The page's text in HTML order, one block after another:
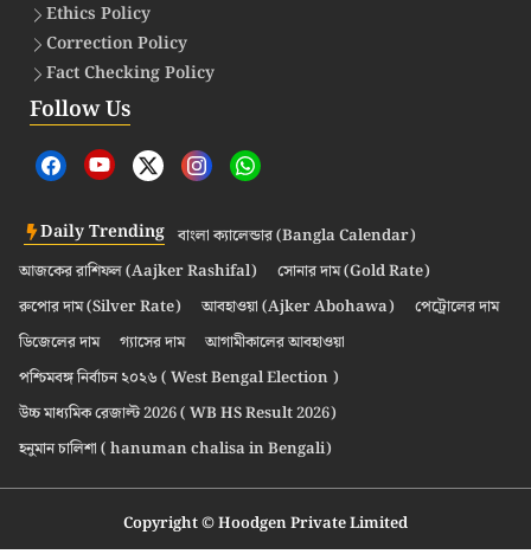
Ethics Policy
Correction Policy
Fact Checking Policy
Follow Us
Daily Trending বাংলা ক্যালেন্ডার (Bangla Calendar)
আজকের রাশিফল (Aajker Rashifal)
সোনার দাম (Gold Rate)
রুপোর দাম (Silver Rate)
আবহাওয়া (Ajker Abohawa)
পেট্রোলের দাম
ডিজেলের দাম
গ্যাসের দাম
আগামীকালের আবহাওয়া
পশ্চিমবঙ্গ নির্বাচন ২০২৬ ( West Bengal Election )
উচ্চ মাধ্যমিক রেজাল্ট 2026 ( WB HS Result 2026)
হনুমান চালিশা ( hanuman chalisa in Bengali)
Copyright © Hoodgen Private Limited